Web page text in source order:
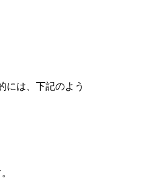
には、下記のよう